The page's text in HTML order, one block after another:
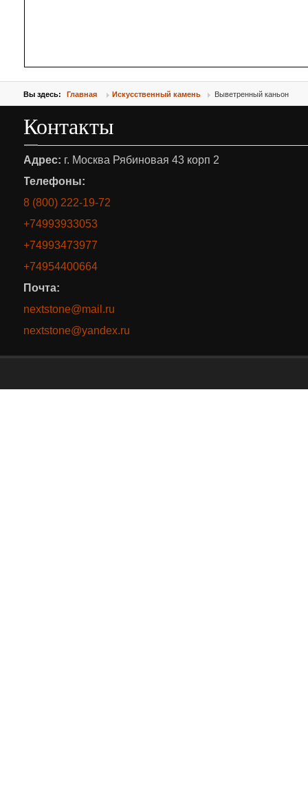
Вы здесь: Главная Искусственный камень Выветренный каньон
Контакты
Адрес: г. Москва Рябиновая 43 корп 2
Телефоны:
8 (800) 222-19-72
+74993933053
+74993473977
+74954400664
Почта:
nextstone@mail.ru
nextstone@yandex.ru